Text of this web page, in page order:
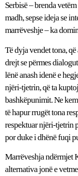
Serbisë – brenda
madh, sepse ideja se
marrëveshje – ka
Të dyja vendet tona,
drejt se përmes
lënë anash idenë e
njëri-tjetrin, që ta
bashkëpunimit. Ne
të hapur rrugët tona
respektuar njëri-tjetrin
por duke i dhënë fuqi
Marrëveshja ndërmjet
alternativa jonë e